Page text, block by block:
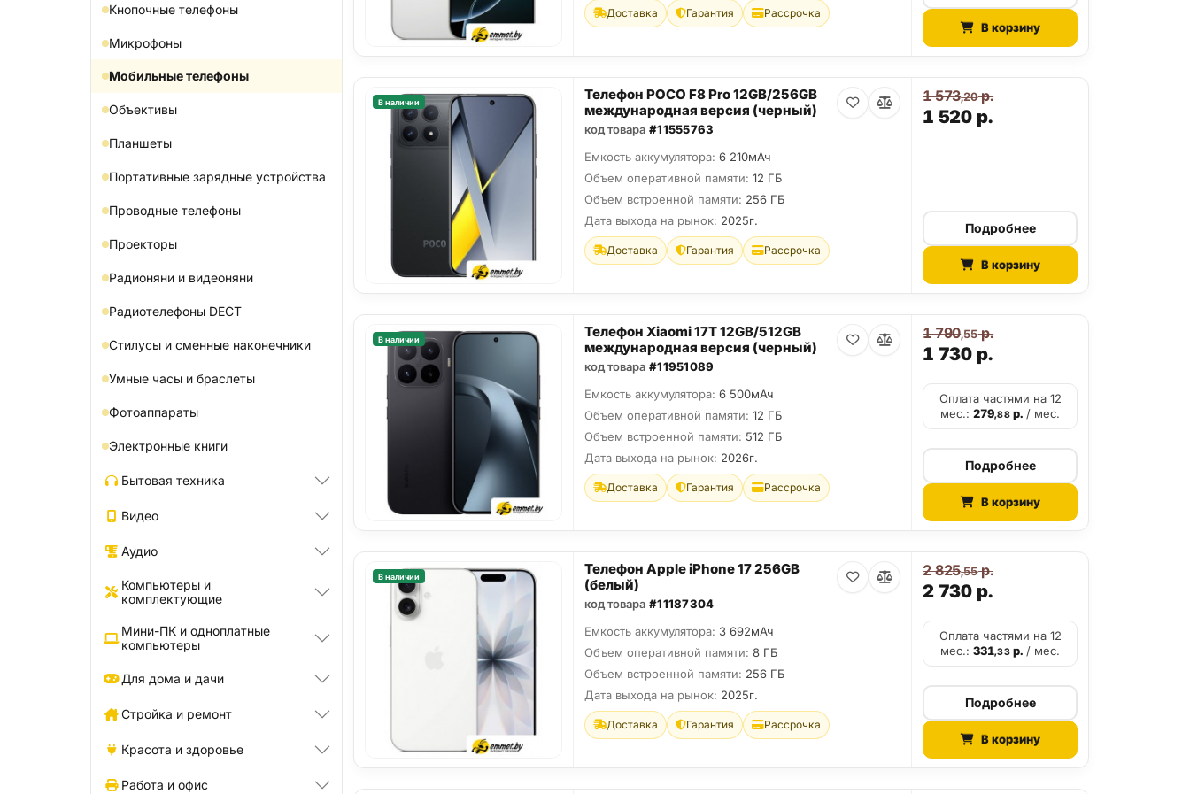
Кнопочные телефоны
Микрофоны
Мобильные телефоны
Объективы
Планшеты
Портативные зарядные устройства
Проводные телефоны
Проекторы
Радионяни и видеоняни
Радиотелефоны DECT
Стилусы и сменные наконечники
Умные часы и браслеты
Фотоаппараты
Электронные книги
Бытовая техника
Видео
Аудио
Компьютеры и
комплектующие
Мини-ПК и одноплатные
компьютеры
Для дома и дачи
Стройка и ремонт
Красота и здоровье
Работа и офис
Доставка Гарантия Рассрочка
В корзину
В наличии
Телефон POCO F8 Pro 12GB/256GB
международная версия (черный)
код товара #11555763
Емкость аккумулятора: 6 210мАч
Объем оперативной памяти: 12 ГБ
Объем встроенной памяти: 256 ГБ
Дата выхода на рынок: 2025г.
Доставка Гарантия Рассрочка
1 520 р.
1 573,20р.
Подробнее
В корзину
В наличии
Телефон Xiaomi 17T 12GB/512GB
международная версия (черный)
код товара #11951089
Емкость аккумулятора: 6 500мАч
Объем оперативной памяти: 12 ГБ
Объем встроенной памяти: 512 ГБ
Дата выхода на рынок: 2026г.
Доставка Гарантия Рассрочка
1 730 р.
1 790,55р.
Оплата частями на 12
мес.:279,88р./ мес.
Подробнее
В корзину
В наличии
Телефон Apple iPhone 17 256GB
(белый)
код товара #11187304
Емкость аккумулятора: 3 692мАч
Объем оперативной памяти: 8 ГБ
Объем встроенной памяти: 256 ГБ
Дата выхода на рынок: 2025г.
Доставка Гарантия Рассрочка
2 730 р.
2 825,55р.
Оплата частями на 12
мес.:331,33р./ мес.
Подробнее
В корзину